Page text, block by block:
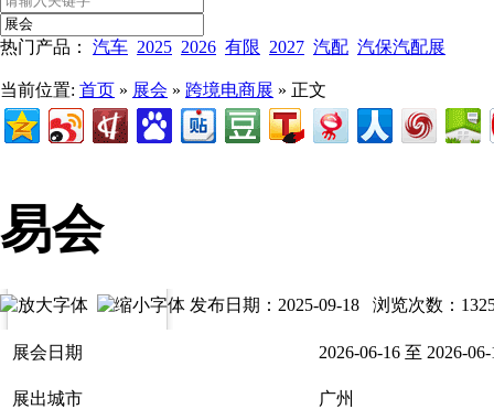
热门产品： 汽车 2025 2026 有限 2027 汽配 汽保汽配展
当前位置: 首页 » 展会 » 跨境电商展 » 正文
易会
发布日期：2025-09-18 浏览次数：
展会日期 2026-06-16 至 2026-06-
展出城市 广州